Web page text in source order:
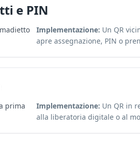
e PIN
Implementazione: Un QR
apre assegnazione, PIN o
prima
Implementazione: Un QR in
alla liberatoria digitale o al